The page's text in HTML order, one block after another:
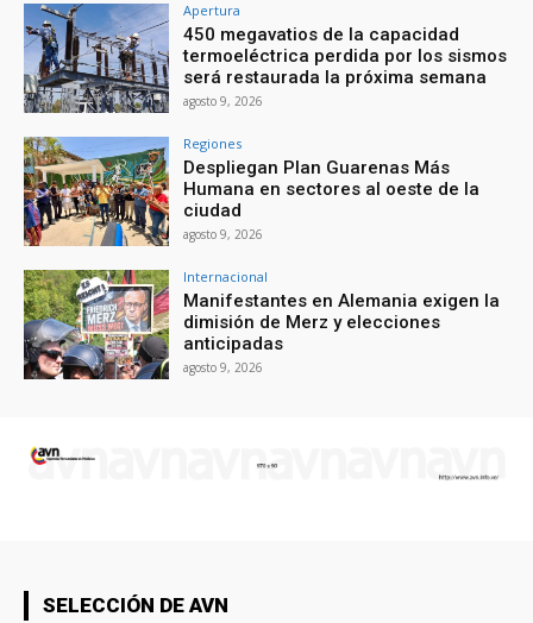
Apertura
450 megavatios de la capacidad
termoeléctrica perdida por los sismos
será restaurada la próxima semana
agosto 9, 2026
Regiones
Despliegan Plan Guarenas Más
Humana en sectores al oeste de la
ciudad
agosto 9, 2026
Internacional
Manifestantes en Alemania exigen la
dimisión de Merz y elecciones
anticipadas
agosto 9, 2026
SELECCIÓN DE AVN